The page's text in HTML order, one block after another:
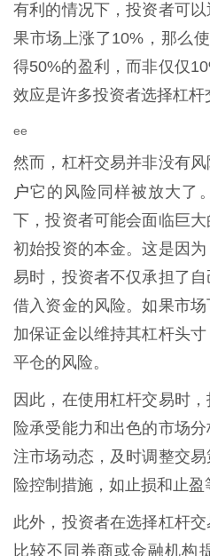
有利的情况下，投资者可
果市场上涨了10%，那么
得50%的盈利，而非仅仅
效应是许多投资者选择杠杆
ee
然而，杠杆交易并非没有风
户它的风险同样被放大了
下，投资者可能会面临巨
初始投资的本金。这是因
易时，投资者不仅承担了
借入资金的风险。如果市
加保证金以维持其杠杆头
平仓的风险。
因此，在使用杠杆交易时
险承受能力和出色的市场
注市场动态，及时调整交
险控制措施，如止损和止盈
此外，投资者在选择杠杆
比较不同券商或金融机构